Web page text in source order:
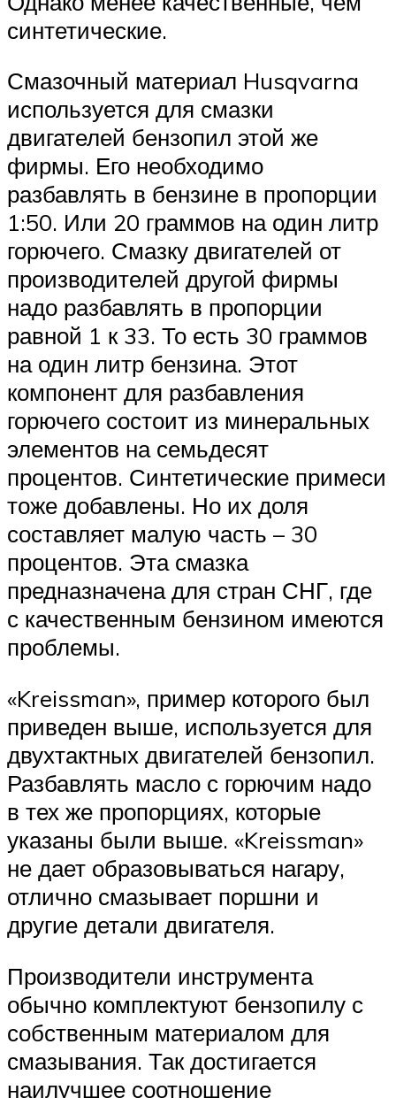
синтетические.
Смазочный материал Husqvarna
используется для смазки
двигателей бензопил этой же
фирмы. Его необходимо
разбавлять в бензине в пропорции
1:50. Или 20 граммов на один литр
горючего. Смазку двигателей от
производителей другой фирмы
надо разбавлять в пропорции
равной 1 к 33. То есть 30 граммов
на один литр бензина. Этот
компонент для разбавления
горючего состоит из минеральных
элементов на семьдесят
процентов. Синтетические примеси
тоже добавлены. Но их доля
составляет малую часть – 30
процентов. Эта смазка
предназначена для стран СНГ, где
с качественным бензином имеются
проблемы.
«Kreissman», пример которого был
приведен выше, используется для
двухтактных двигателей бензопил.
Разбавлять масло с горючим надо
в тех же пропорциях, которые
указаны были выше. «Kreissman»
не дает образовываться нагару,
отлично смазывает поршни и
другие детали двигателя.
Производители инструмента
обычно комплектуют бензопилу с
собственным материалом для
смазывания. Так достигается
наилучшее соотношение